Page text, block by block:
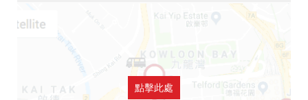
點擊此處